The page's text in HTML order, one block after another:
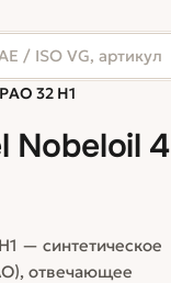
32 H1
Nobeloil 4
— синтетическое
отвечающее